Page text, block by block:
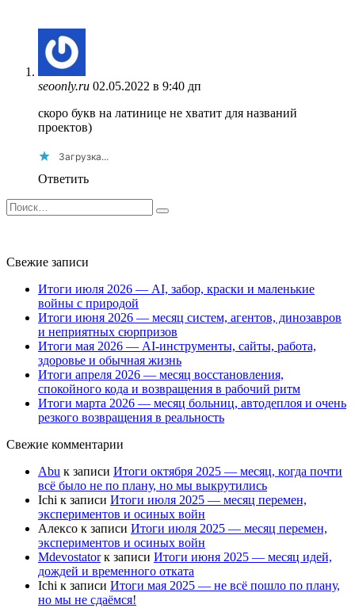
seoonly.ru 02.05.2022 в 9:40 дп
скоро букв на латинице не хватит для названий
проектов)
Загрузка...
Ответить
Search
for:
Свежие записи
Итоги июля 2026 — AI, забор, краски и маленькие
войны с природой
Итоги июня 2026 — месяц систем, агентов, динозавров
и неприятных сюрпризов
Итоги мая 2026 — AI-инструменты, сайты, работа,
здоровье и обычная жизнь
Итоги апреля 2026 — месяц восстановления,
спокойного кода и возвращения в рабочий ритм
Итоги марта 2026 — месяц больниц, автодеплоя и очень
резкого возвращения в реальность
Свежие комментарии
Abu к записи Итоги октября 2025 — месяц, когда почти
всё было не по плану, но мы выкрутились
Ichi к записи Итоги июля 2025 — месяц перемен,
экспериментов и осиных войн
Алексо к записи Итоги июля 2025 — месяц перемен,
экспериментов и осиных войн
Mdevostatorк записи Итоги июня 2025 — месяц идей,
дождей и временного отката
Ichi к записи Итоги мая 2025 — не всё пошло по плану,
но мы не сдаёмся!